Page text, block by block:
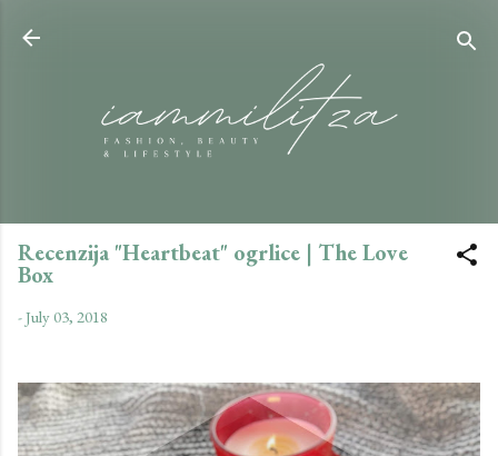
Recenzija "Heartbeat" ogrlice | The Love
Box
-July 03, 2018